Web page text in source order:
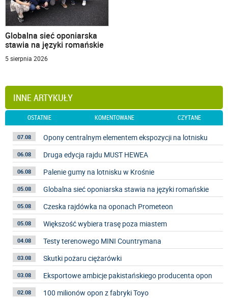
Globalna sieć oponiarska
stawia na języki romańskie
5 sierpnia 2026
INNE ARTYKUŁY
OSTATNIE KOMENTOWANE CZYTANE
07.08 Opony centralnym elementem ekspozycji na lotnisku
06.08 Druga edycja rajdu MUST HEWEA
06.08 Palenie gumy na lotnisku w Krośnie
05.08 Globalna sieć oponiarska stawia na języki romańskie
05.08 Czeska rajdówka na oponach Prometeon
05.08 Większość wybiera trasę poza miastem
04.08 Testy terenowego MINI Countrymana
03.08 Skutki pożaru ciężarówki
03.08 Eksportowe ambicje pakistańskiego producenta opon
02.08 100 milionów opon z fabryki Toyo